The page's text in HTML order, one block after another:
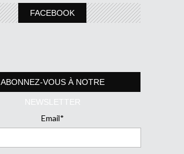
FACEBOOK
ABONNEZ-VOUS À NOTRE
NEWSLETTER
Email*